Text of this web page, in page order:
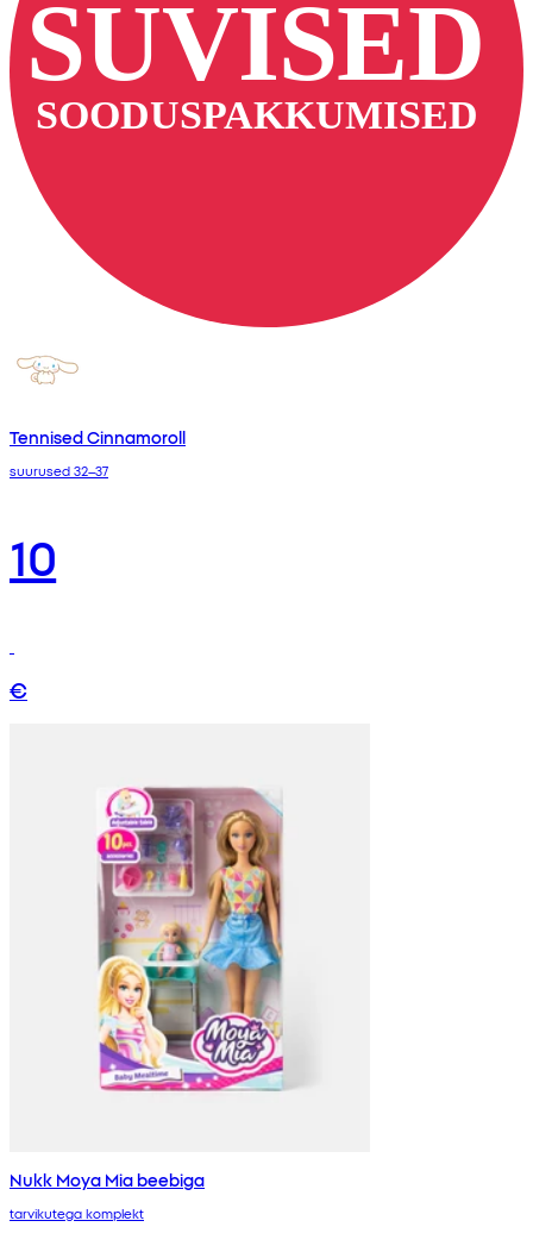
Tennised Cinnamoroll
suurused 32–37
10
€
Nukk Moya Mia beebiga
tarvikutega komplekt